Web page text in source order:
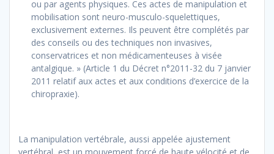
ou par agents physiques. Ces actes de manipulation et
mobilisation sont neuro-musculo-squelettiques,
exclusivement externes. Ils peuvent être complétés par
des conseils ou des techniques non invasives,
conservatrices et non médicamenteuses à visée
antalgique. » (Article 1 du Décret n°2011-32 du 7 janvier
2011 relatif aux actes et aux conditions d’exercice de la
chiropraxie).
La manipulation vertébrale, aussi appelée ajustement
vertébral, est un mouvement forcé de haute vélocité et de